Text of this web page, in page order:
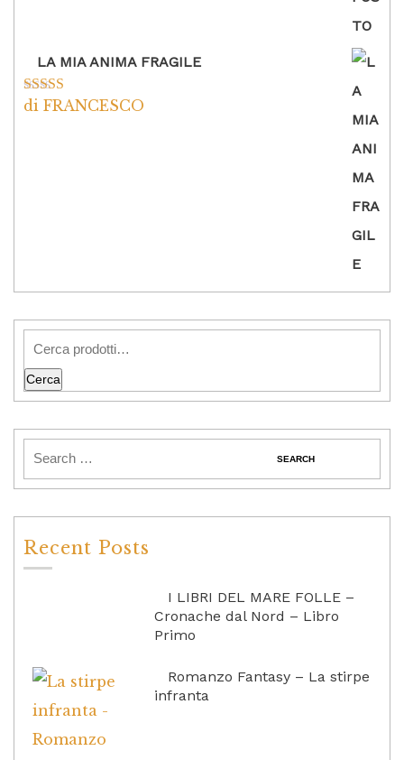
LA MIA ANIMA FRAGILE
Valutato5su
di FRANCESCO
Cerca
Recent Posts
I LIBRI DEL MARE FOLLE –
Cronache dal Nord – Libro
Primo
Romanzo Fantasy – La stirpe
infranta